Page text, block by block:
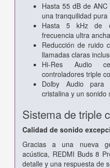
Hasta 55 dB de
una tranquilidad pura
Hasta 5 kHz de
frecuencia ultra ancha
Reducción de ruido
llamadas claras
Hi-Res Audio
controladores triple
Dolby Audio
cristalina y un sonido
Sistema de triple
Calidad de sonido
Gracias a una nueva
acústica, REDMI Buds 8
detalle y una respuesta de